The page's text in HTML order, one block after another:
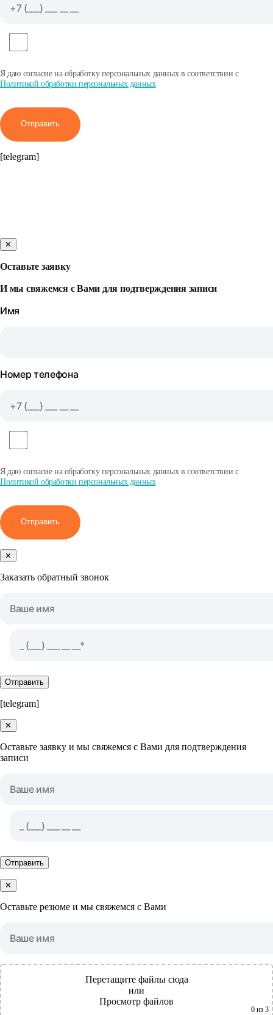
Я даю согласие на обработку персональных данных в соответствии с
Политикой обработки персональных данных
Отправить
[telegram]
✕
Оставьте заявку
И мы свяжемся с Вами для подтверждения записи
Имя
Номер телефона
Я даю согласие на обработку персональных данных в соответствии с
Политикой обработки персональных данных
Отправить
✕
Заказать обратный звонок
Отправить
[telegram]
✕
Оставьте заявку и мы свяжемся с Вами для подтверждения
записи
Отправить
✕
Оставьте резюме и мы свяжемся с Вами
Перетащите файлы сюда
или
Просмотр файлов
0 из 3